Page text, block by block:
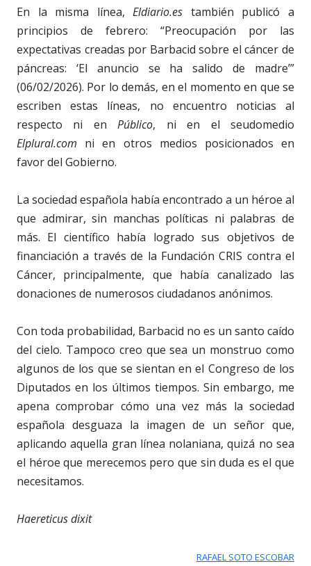
En la misma línea,Eldiario.es también publicó a
principios de febrero: “Preocupación por las
expectativas creadas por Barbacid sobre el cáncer de
páncreas: ‘El anuncio se ha salido de madre’”
(06/02/2026). Por lo demás, en el momento en que se
escriben estas líneas, no encuentro noticias al
respecto ni enPúblico, ni en el seudomedio
Elplural.com ni en otros medios posicionados en
favor del Gobierno.
La sociedad española había encontrado a un héroe al
que admirar, sin manchas políticas ni palabras de
más. El científico había logrado sus objetivos de
financiación a través de la Fundación CRIS contra el
Cáncer, principalmente, que había canalizado las
donaciones de numerosos ciudadanos anónimos.
Con toda probabilidad, Barbacid no es un santo caído
del cielo. Tampoco creo que sea un monstruo como
algunos de los que se sientan en el Congreso de los
Diputados en los últimos tiempos. Sin embargo, me
apena comprobar cómo una vez más la sociedad
española desguaza la imagen de un señor que,
aplicando aquella gran línea nolaniana, quizá no sea
el héroe que merecemos pero que sin duda es el que
necesitamos.
Haereticus dixit
RAFAEL SOTO ESCOBAR